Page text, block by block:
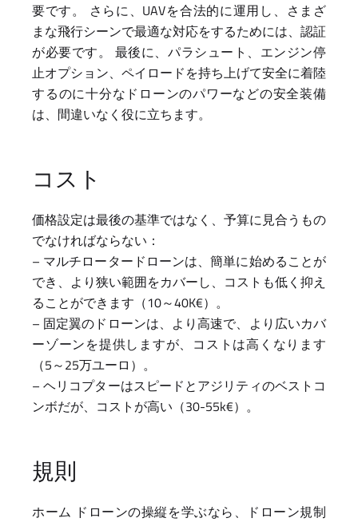
要です。 さらに、UAVを合法的に運用し、さまざ
まな飛行シーンで最適な対応をするためには、認証
が必要です。 最後に、パラシュート、エンジン停
止オプション、ペイロードを持ち上げて安全に着陸
するのに十分なドローンのパワーなどの安全装備
は、間違いなく役に立ちます。
コスト
価格設定は最後の基準ではなく、予算に見合うもの
でなければならない：
– マルチロータードローンは、簡単に始めることが
でき、より狭い範囲をカバーし、コストも低く抑え
ることができます（10～40K€）。
– 固定翼のドローンは、より高速で、より広いカバ
ーゾーンを提供しますが、コストは高くなります
（5～25万ユーロ）。
– ヘリコプターはスピードとアジリティのベストコ
ンボだが、コストが高い（30-55k€）。
規則
ホーム ドローンの操縦を学ぶなら、ドローン規制